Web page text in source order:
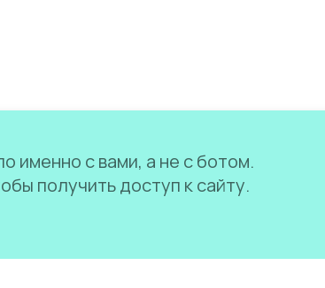
именно с вами, а не с ботом.
получить доступ к сайту.